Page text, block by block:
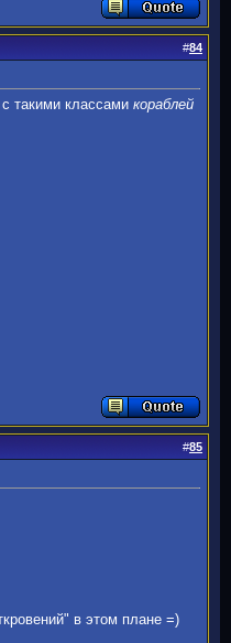
#84
с такими классами кораблей
#85
в этом плане =)